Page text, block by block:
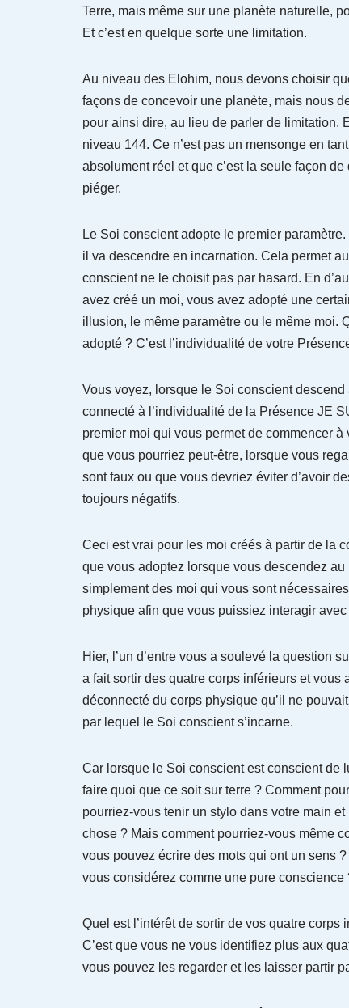
Terre, mais même sur une planète naturelle,
Et c’est en quelque sorte une limitation.
Au niveau des Elohim, nous devons choisir
façons de concevoir une planète, mais nous
pour ainsi dire, au lieu de parler de limitation.
niveau 144. Ce n’est pas un mensonge en
absolument réel et que c’est la seule façon
piéger.
Le Soi conscient adopte le premier
il va descendre en incarnation. Cela permet
conscient ne le choisit pas par hasard. En
avez créé un moi, vous avez adopté une
illusion, le même paramètre ou le même moi.
adopté ? C’est l’individualité de votre
Vous voyez, lorsque le Soi conscient
connecté à l’individualité de la Présence JE
premier moi qui vous permet de commencer
que vous pourriez peut-être, lorsque vous
sont faux ou que vous devriez éviter d’avoir
toujours négatifs.
Ceci est vrai pour les moi créés à partir de la
que vous adoptez lorsque vous descendez
simplement des moi qui vous sont
physique afin que vous puissiez interagir
Hier, l’un d’entre vous a soulevé la question
a fait sortir des quatre corps inférieurs et vous
déconnecté du corps physique qu’il ne
par lequel le Soi conscient s’incarne.
Car lorsque le Soi conscient est conscient de
faire quoi que ce soit sur terre ? Comment
pourriez-vous tenir un stylo dans votre main
chose ? Mais comment pourriez-vous même
vous pouvez écrire des mots qui ont un sens
vous considérez comme une pure conscience
Quel est l’intérêt de sortir de vos quatre
C’est que vous ne vous identifiez plus aux
vous pouvez les regarder et les laisser partir